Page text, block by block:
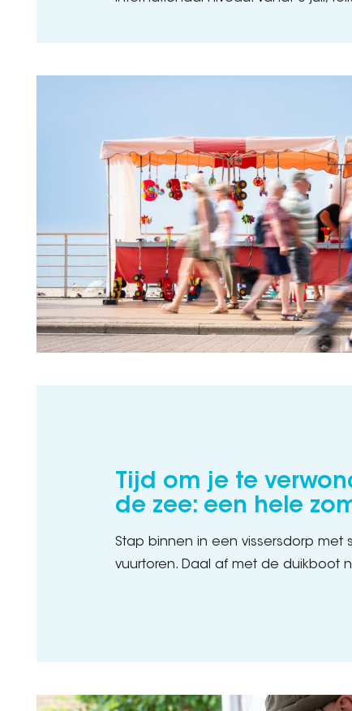
Tijd om je te
de zee: een hele
Stap binnen in een vissersdorp met
vuurtoren. Daal af met de duikboot